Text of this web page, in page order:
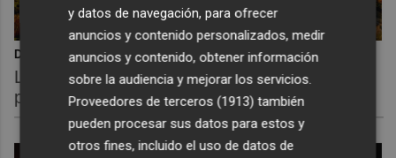
Dónde viajar en 2026
Los destinos que todos van a querer visitar el
próximo año
y datos de navegación, para ofrecer
anuncios y contenido personalizados, medir
anuncios y contenido, obtener información
sobre la audiencia y mejorar los servicios.
Proveedores de terceros (1913) también
pueden procesar sus datos para estos y
otros fines, incluido el uso de datos de